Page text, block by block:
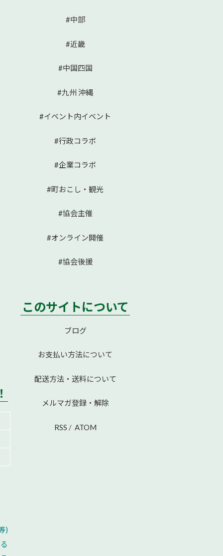
)
#中部
#近畿
#中国四国
#九州 沖縄
#イベント内イベント
#行政コラボ
#企業コラボ
#町おこし・観光
#協会主催
#オンライン開催
#協会後援
このサイトについて
ブログ
お支払い方法について
配送方法・送料について
メルマガ登録・解除
RSS / ATOM